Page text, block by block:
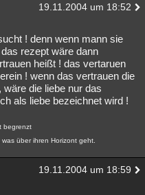
19.11.2004 um 18:52
! denn wenn mann sie
rezept wäre dann
heißt ! das vertaruen
! wenn das vertrauen die
die liebe nur das
als liebe bezeichnet wird !
begrenzt
über ihren Horizont geht.
19.11.2004 um 18:59